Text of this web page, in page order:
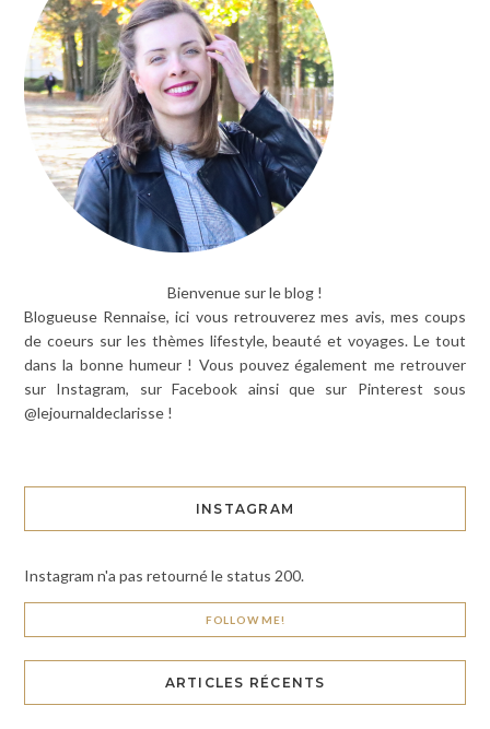
Bienvenue sur le blog !
Blogueuse Rennaise, ici vous retrouverez mes avis, mes coups
de coeurs sur les thèmes lifestyle, beauté et voyages. Le tout
dans la bonne humeur ! Vous pouvez également me retrouver
sur Instagram, sur Facebook ainsi que sur Pinterest sous
@lejournaldeclarisse !
INSTAGRAM
Instagram n'a pas retourné le status 200.
FOLLOW ME!
ARTICLES RÉCENTS